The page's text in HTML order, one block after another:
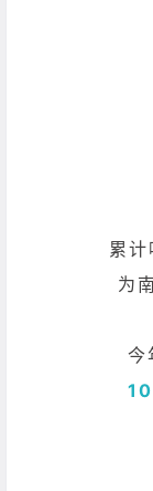
累计
为
今